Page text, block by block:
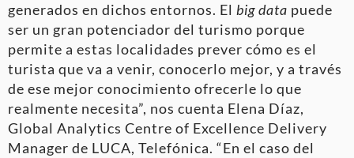
generados en dichos entornos. El big data puede
ser un gran potenciador del turismo porque
permite a estas localidades prever cómo es el
turista que va a venir, conocerlo mejor, y a través
de ese mejor conocimiento ofrecerle lo que
realmente necesita”, nos cuenta Elena Díaz,
Global Analytics Centre of Excellence Delivery
Manager de LUCA, Telefónica. “En el caso del